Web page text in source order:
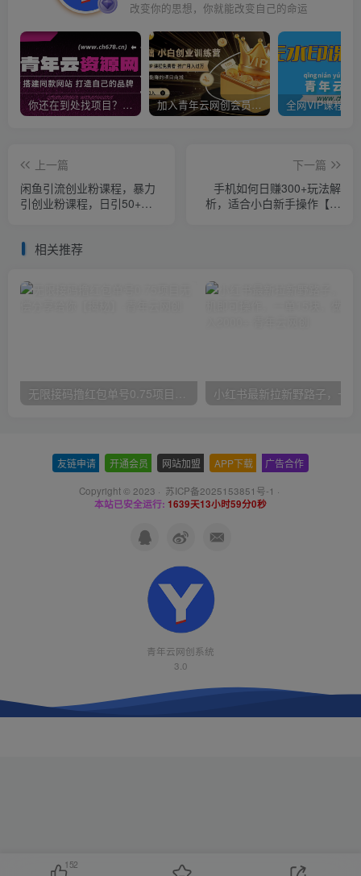
改变你的思想，你就能改变自己的命运
你还在到处找项目？还在当韭菜？我靠卖项目一个月收入5万+，曾经我也是个失败者。 加入青年云网创会员，全站资源免费学习。加入高级合伙人，推广日入1000+
上一篇
闲鱼引流创业粉课程，暴力
引创业粉课程，日引50+
下一篇
手机如何日赚300+玩法解
析，适合小白新手操作【揭
相关推荐
无限接码撸红包单号0.75项目无偿分享给你【揭秘】
友链申请 开通会员 网站加盟 APP下载 广告合作
Copyright © 2023 · 苏ICP备2025153851号-1 ·
本站已安全运行: 1639天13小时59分0秒
青年云网创系统
3.0
152